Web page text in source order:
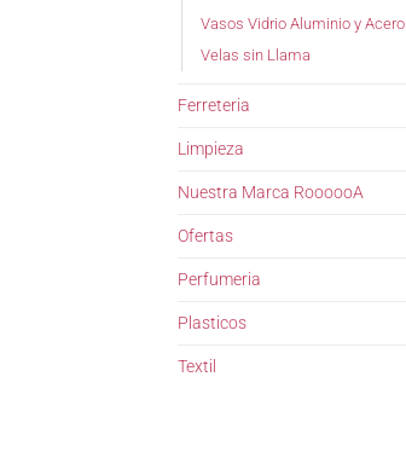
Vasos Vidrio Aluminio y Acero
Velas sin Llama
Ferreteria
Limpieza
Nuestra Marca RoooooA
Ofertas
Perfumeria
Plasticos
Textil